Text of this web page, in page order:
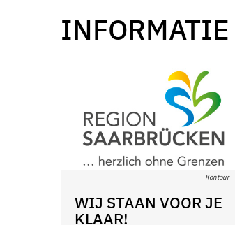
INFORMATIE
Kontour
WIJ STAAN VOOR JE
KLAAR!